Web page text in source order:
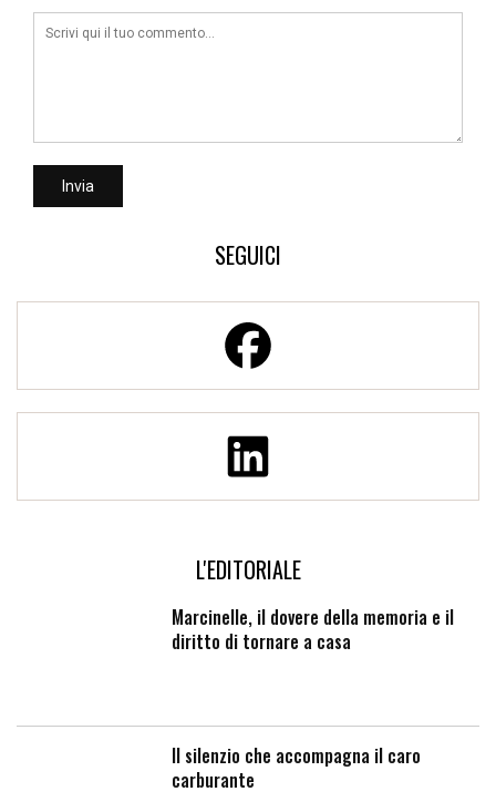
SEGUICI
L'EDITORIALE
Marcinelle, il dovere della memoria e il
diritto di tornare a casa
Il silenzio che accompagna il caro
carburante